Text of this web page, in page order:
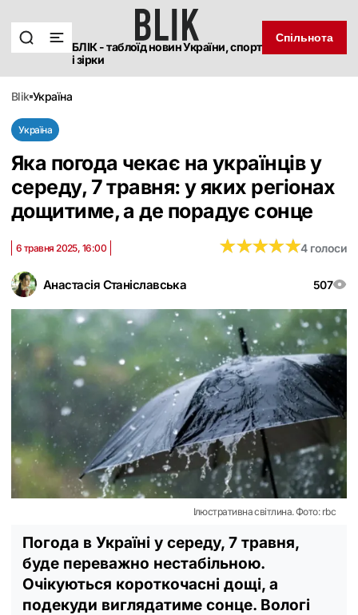
БЛІК - таблоїд новин України, спорт
і зірки
Спільнота
blik україна
Україна
Яка погода чекає на українців у
середу, 7 травня: у яких регіонах
дощитиме, а де порадує сонце
Анастасія Станіславська 507
6 травня 2025, 16:00 ★★★★★
★★★★★4 голоси
Ілюстративна світлина. Фото: rbc
Погода в Україні у середу, 7 травня,
буде переважно нестабільною.
Очікуються короткочасні дощі, а
подекуди виглядатиме сонце. Вологі